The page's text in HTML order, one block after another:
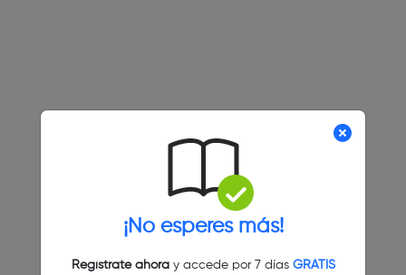
¡No esperes más!
Regístrate ahoray accede por 7 días GRATIS